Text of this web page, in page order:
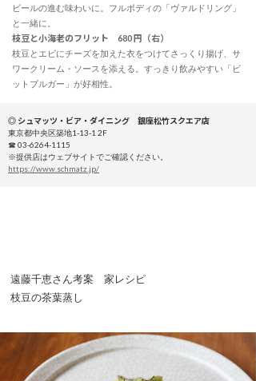
ビールの進む味わいに。フルボディの「ヴァルドリング」
と一緒に。
枝豆と小海老のフリット 680 円（右）
枝豆とエビにチーズを加えた衣をつけてさっくり揚げ、サ
ワークリーム・ソースを添える。すっきり飲みやすい「ビ
ットブルガー」が好相性。
◎ シュマッツ・ビア・ダイニング 銀座松竹スクエア店
東京都中央区築地1-13-1 2F
☎ 03-6264-1115
※提供店はウェブサイトでご確認ください。
https://www.schmatz.jp/
遠藤千恵さん考案 家レシピ
枝豆の茶葉蒸し